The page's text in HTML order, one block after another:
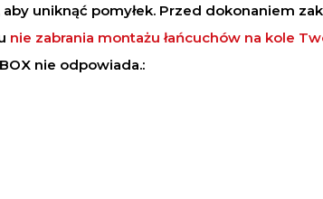
aby uniknąć pomyłek. Przed dokonaniem
nie zabrania montażu łańcuchów na kole
nie odpowiada.: